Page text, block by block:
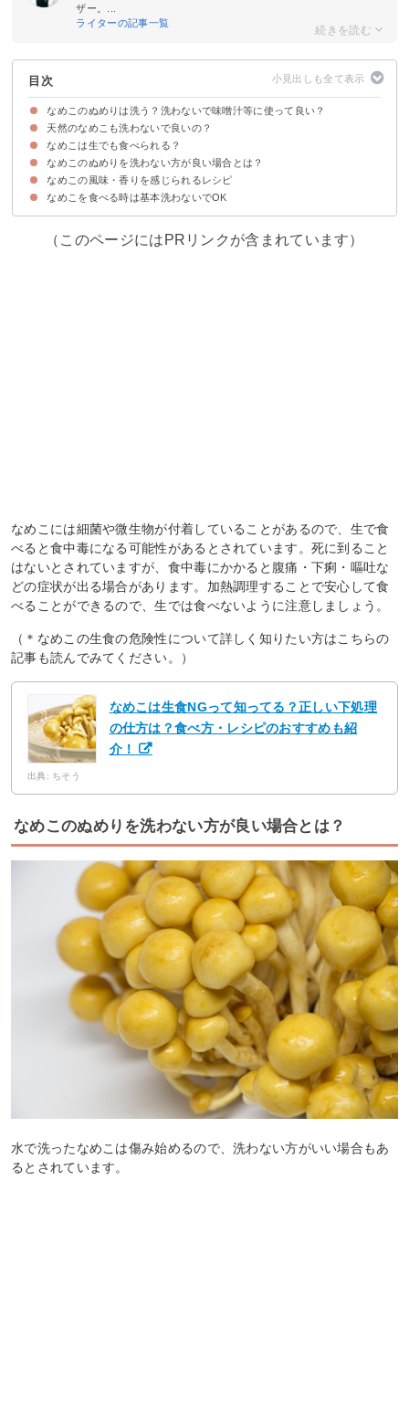
ザー。...
ライターの記事一覧
目次
なめこのぬめりは洗う？洗わないで味噌汁等に使って良い？
真空パック入りのなめこは軽く洗った方が良い
なめこのぬめりを洗うデメリット
天然のなめこも洗わないで良いの？
天然のなめこは水にさらしてしっかり洗う
なめこは生でも食べられる？
食中毒の危険性があるので加熱調理する
なめこのぬめりを洗わない方が良い場合とは？
すぐに調理せずに保存する場合は洗わない
なめこの風味・香りを感じられるレシピ
①なめこの味噌汁
②なめこのおろしポン酢和え
③冷やしなめこうどん
なめこを食べる時は基本洗わないでOK
（このページにはPRリンクが含まれています）
なめこには細菌や微生物が付着していることがあるので、生で食
べると食中毒になる可能性があるとされています。死に到ること
はないとされていますが、食中毒にかかると腹痛・下痢・嘔吐な
どの症状が出る場合があります。加熱調理することで安心して食
べることができるので、生では食べないように注意しましょう。
（＊なめこの生食の危険性について詳しく知りたい方はこちらの
記事も読んでみてください。）
なめこは生食NGって知ってる？正しい下処理
の仕方は？食べ方・レシピのおすすめも紹
介！
出典: ちそう
なめこのぬめりを洗わない方が良い場合とは？
水で洗ったなめこは傷み始めるので、洗わない方がいい場合もあ
るとされています。